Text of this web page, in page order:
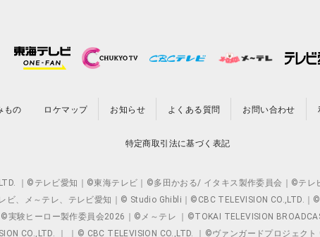
もの ロケマップ お知らせ よくある質問 お問い合わせ
特定商取引法に基づく表記
｜©テレビ愛知｜©東海テレビ｜©多田かおる/ イタキス製作委員会｜©テ
ビ、メ～テレ、テレビ愛知｜© Studio Ghibli｜©CBC TELEVISION CO.,LTD.
験ヒーロー製作委員会2026｜©メ～テレ ｜©TOKAI TELEVISION
CO.,LTD. ｜ ｜© CBC TELEVISION CO.,LTD. ｜©ヴァンガードプロジェク